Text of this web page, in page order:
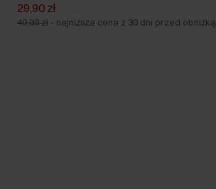
29,90 zł
49,90 zł - najniższa cena z 30 dni przed obniżką